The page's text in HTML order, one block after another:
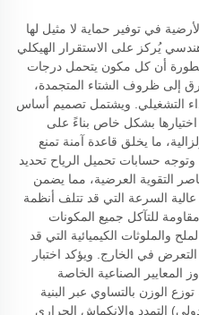
في توفير حماية لا مثيل لها
يُركز على الاستقرار الهيكلي
أن كل مكون يتحمل درجات
إلى ظروف الشتاء المتجمدة،
التشغيلي. ويشتمل تصميم أساس
اختيارها بشكل خاص بناءً على
ما يخلق قاعدة آمنة تمنع
وتوجه حسابات تحميل الرياح تحديد
التقوية العرضية، مما يضمن
السرعة التي قد تتلف أنظمة
للتآكل جميع المكونات
والملوثات الكيميائية التي قد
في الخارج. ويؤكد اختبار
الصناعية الخاصة
الوزن بالتساوي عبر البنية
التمدد والانكماش الحراري